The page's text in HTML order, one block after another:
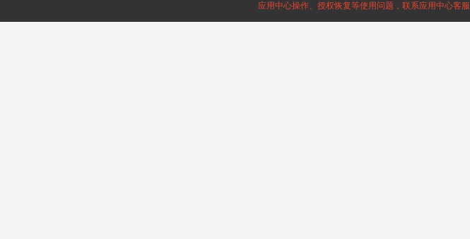
应用中心操作、授权恢复等使用问题，联系应用中心客服